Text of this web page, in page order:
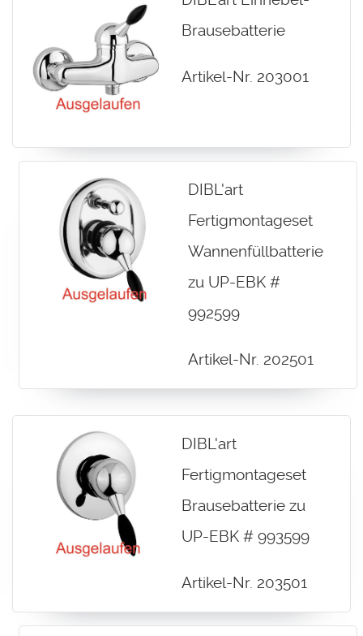
Brausebatterie
Artikel-Nr. 203001
DIBL'art
Fertigmontageset
Wannenfüllbatterie
zu UP-EBK #
992599
Artikel-Nr. 202501
DIBL'art
Fertigmontageset
Brausebatterie zu
UP-EBK # 993599
Artikel-Nr. 203501